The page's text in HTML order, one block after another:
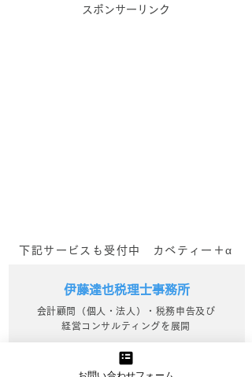
スポンサーリンク
下記サービスも受付中 カベティー＋α
伊藤達也税理士事務所
会計顧問（個人・法人）・税務申告及び
経営コンサルティングを展開
詳細を見る
お問い合わせフォーム